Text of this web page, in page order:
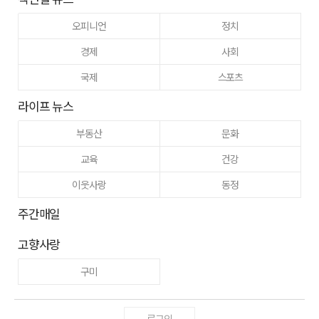
오피니언
정치
경제
사회
국제
스포츠
라이프 뉴스
부동산
문화
교육
건강
이웃사랑
동정
주간매일
고향사랑
구미